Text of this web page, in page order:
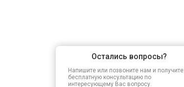
Остались вопросы?
Напишите или позвоните нам и получите
бесплатную консультацию по
интересующему Вас вопросу.